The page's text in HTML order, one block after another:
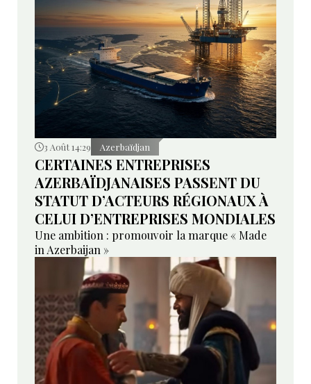
3 Août 14:29 Azerbaïdjan
CERTAINES ENTREPRISES
AZERBAÏDJANAISES PASSENT DU
STATUT D’ACTEURS RÉGIONAUX À
CELUI D’ENTREPRISES MONDIALES
Une ambition : promouvoir la marque « Made
in Azerbaijan »